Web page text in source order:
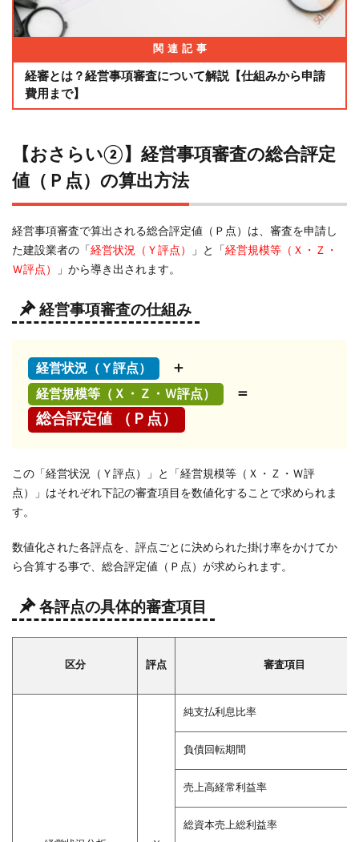
標
（Ｘ
１～
８）
につ
いて
4.1
抵抗
力
１・
Ｘ
２】
収益
性
【Ｘ
３・
Ｘ
４】
財務
健全
５・
Ｘ
4.4
７・
関連記事
経審とは？経営事項審査について解説【仕組みから申請
費用まで】
【おさらい②】経営事項審査の総合評定
値（Ｐ点）の算出方法
経営事項審査で算出される総合評定値（Ｐ点）は、審査を申請し
た建設業者の「 経営状況（Ｙ評点） 」と「 経営規模等（Ｘ・Ｚ・
Ｗ評点）
」から導き出されます。
経営事項審査の仕組み
経営状況（Ｙ評点） ＋
経営規模等（Ｘ・Ｚ・Ｗ評点）
＝
総合評定値 （Ｐ点）
この「経営状況（Ｙ評点）」と「経営規模等（Ｘ・Ｚ・Ｗ評
点）」はそれぞれ下記の審査項目を数値化することで求められま
す。
数値化された各評点を、評点ごとに決められた掛け率をかけてか
ら合算する事で、総合評定値（Ｐ点）が求められます。
各評点の具体的審査項目
区分 評点 審査項目
純支払利息比率
負債回転期間
売上高経常利益率
総資本売上総利益率